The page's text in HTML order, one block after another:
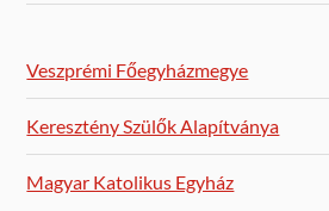
Veszprémi Főegyházmegye
Keresztény Szülők Alapítványa
Magyar Katolikus Egyház